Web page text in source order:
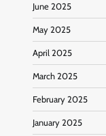
June 2025
May 2025
April 2025
March 2025
February 2025
January 2025